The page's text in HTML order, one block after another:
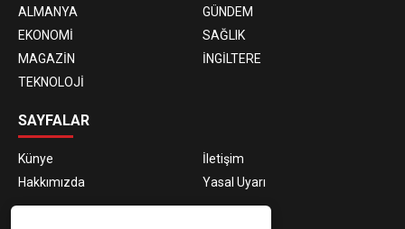
ALMANYA
GÜNDEM
EKONOMİ
SAĞLIK
MAGAZİN
İNGİLTERE
TEKNOLOJİ
SAYFALAR
Künye
İletişim
Hakkımızda
Yasal Uyarı